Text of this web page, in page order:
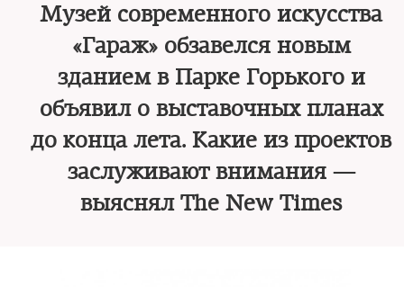
Музей современного искусства
«Гараж» обзавелся новым
зданием в Парке Горького и
объявил о выставочных планах
до конца лета. Какие из проектов
заслуживают внимания —
выяснял The New Times